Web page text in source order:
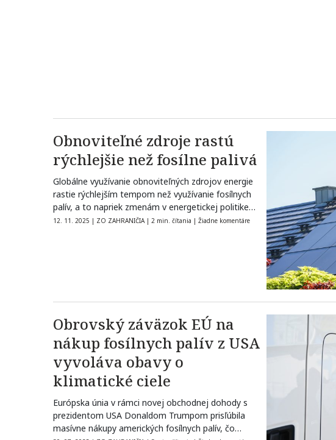
Obnoviteľné zdroje rastú
rýchlejšie než fosílne palivá
Globálne využívanie obnoviteľných zdrojov energie
rastie rýchlejším tempom než využívanie fosílnych
palív, a to napriek zmenám v energetickej politike
Spojených…
12. 11. 2025 | ZO ZAHRANIČIA | 2 min. čítania | Žiadne komentáre
Obrovský záväzok EÚ na
nákup fosílnych palív z USA
vyvoláva obavy o
klimatické ciele
Európska únia v rámci novej obchodnej dohody s
prezidentom USA Donaldom Trumpom prisľúbila
masívne nákupy amerických fosílnych palív, čo